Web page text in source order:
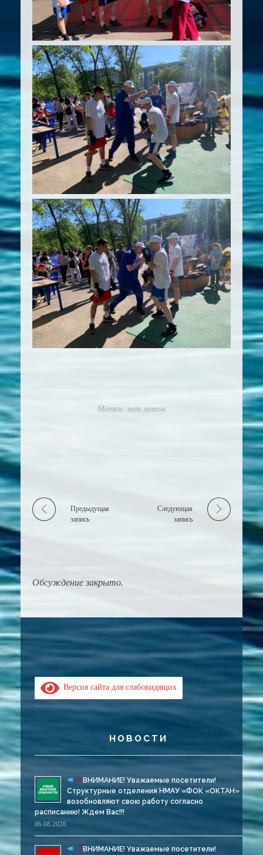
Метки: нет меток
Предыдущая
запись
Следующая
запись
Обсуждение закрыто.
Версия сайта для слабовидящих
НОВОСТИ
ВНИМАНИЕ! Уважаемые посетители!
Структурные отделения НМАУ «ФОК «ОКТАН»
возобновляют свою работу согласно
расписанию! Ждем Вас!!!
06.08.2026
ВНИМАНИЕ! Уважаемые посетители!